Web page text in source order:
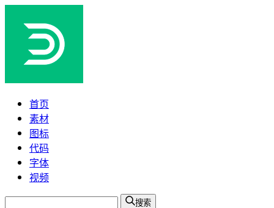
首页
素材
图标
代码
字体
视频
搜索